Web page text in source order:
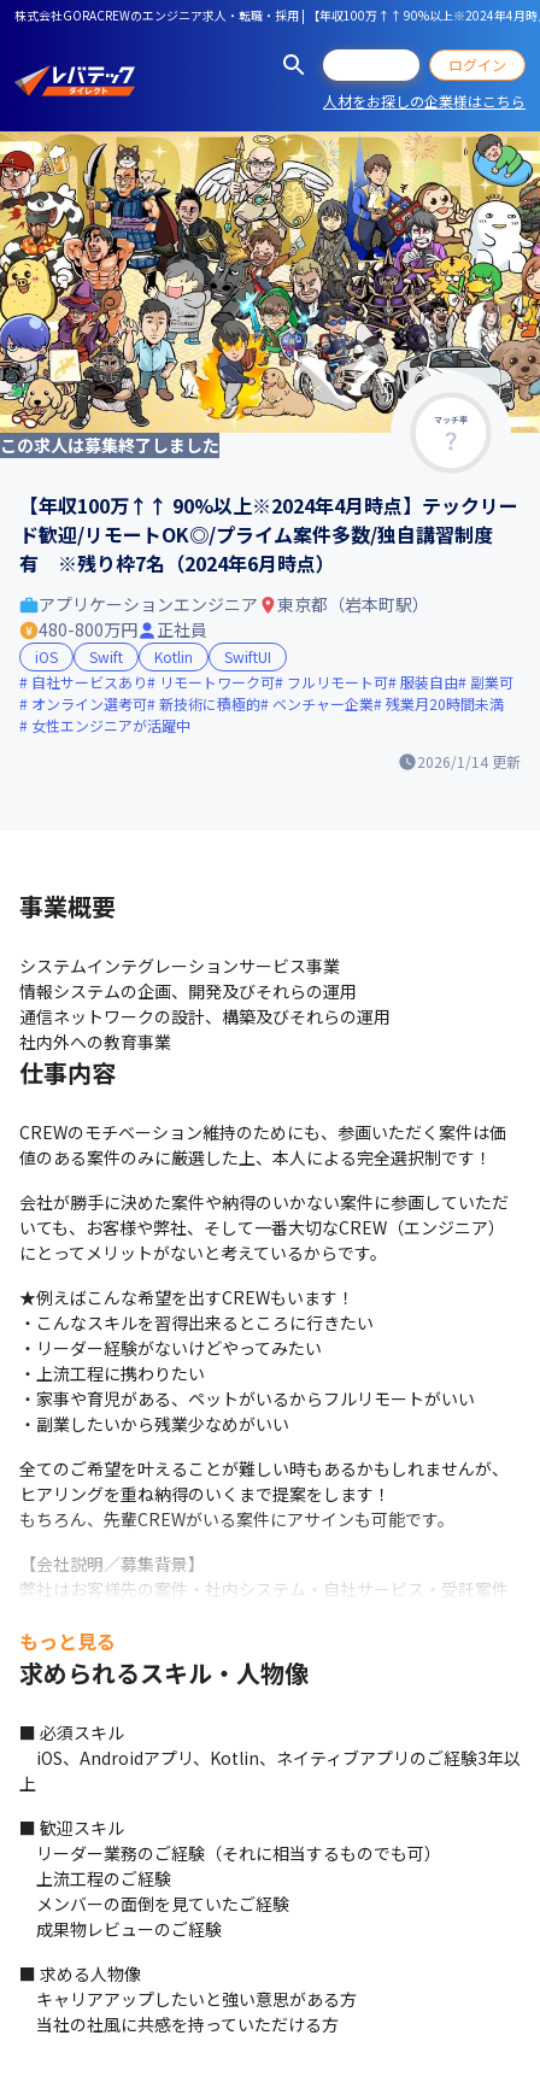
株式会社GORACREWのエンジニア求人・転職・採用 | 【年収100万↑↑ 90%以上※2024年4
ログイン
人材をお探しの企業様はこちら
マッチ率
この求人は募集終了しました
【年収100万↑↑ 90%以上※2024年4月時点】テックリー
ド歓迎/リモートOK◎/プライム案件多数/独自講習制度
有 ※残り枠7名（2024年6月時点）
2026/1/14 更新
アプリケーションエンジニア
東京都（岩本町駅）
480-800万円
正社員
iOS Swift Kotlin
SwiftUI
自社サービスあり
リモートワーク可 フルリモート可 服装自由
副業可
オンライン選考可 新技術に積極的 ベンチャー企業 残業月20時間未満
女性エンジニアが活躍中
事業概要
システムインテグレーションサービス事業
情報システムの企画、開発及びそれらの運用
通信ネットワークの設計、構築及びそれらの運用
社内外への教育事業
仕事内容
CREWのモチベーション維持のためにも、参画いただく案件は価
値のある案件のみに厳選した上、本人による完全選択制です！
会社が勝手に決めた案件や納得のいかない案件に参画していただ
いても、お客様や弊社、そして一番大切なCREW（エンジニア）
にとってメリットがないと考えているからです。
★例えばこんな希望を出すCREWもいます！
・こんなスキルを習得出来るところに行きたい
・リーダー経験がないけどやってみたい
・上流工程に携わりたい
・家事や育児がある、ペットがいるからフルリモートがいい
・副業したいから残業少なめがいい
全てのご希望を叶えることが難しい時もあるかもしれませんが、
ヒアリングを重ね納得のいくまで提案をします！
もちろん、先輩CREWがいる案件にアサインも可能です。
【会社説明／募集背景】
弊社はお客様先の案件・社内システム・自社サービス・受託案件
‟「面白そう」を楽しみながらカタチにする”をモットーに、愉快
なCREWと共に会社自体のレベルアップ中！
員強化のため募集をすることといたしました。
【参考案件】
案件：大手美容サイトの開発
概要：SwiftUIをつかったUI開発やKotlinでのネイティブアプリの
開発
技術：Android、Kotlin、iOS、Swift
場所：フルリモート
＝＝＝＝＝＝＝＝＝＝＝＝＝＝＝＝＝＝＝＝
【ご入社後やキャリアパスについて】
もっと見る
求められるスキル・人物像
■ 必須スキル
iOS、Androidアプリ、Kotlin、ネイティブアプリのご経験3年以
上
■ 歓迎スキル
リーダー業務のご経験（それに相当するものでも可）
上流工程のご経験
メンバーの面倒を見ていたご経験
成果物レビューのご経験
■ 求める人物像
キャリアアップしたいと強い意思がある方
当社の社風に共感を持っていただける方